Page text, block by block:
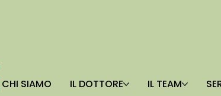
CHI SIAMO IL DOTTORE IL TEAM